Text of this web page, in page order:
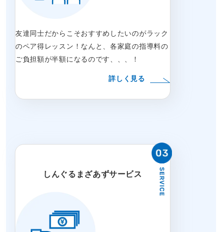
友達同士だからこそおすすめしたいのがラック
のペア得レッスン！なんと、各家庭の指導料の
ご負担額が半額になるのです、、、！
詳しく見る
しんぐるまざあずサービス